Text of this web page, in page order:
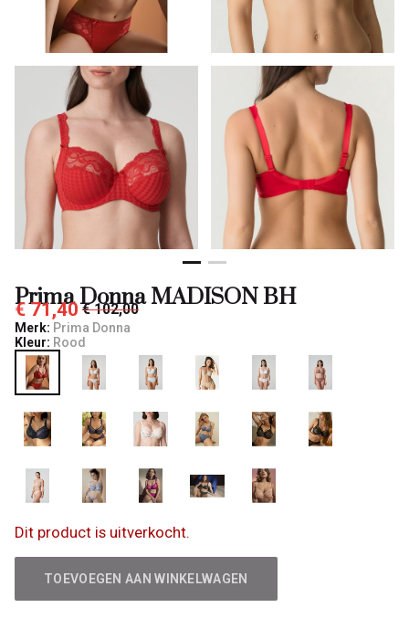
Qulotte
Prima Donna MADISON BH
€ 71,40 € 102,00
Merk: Prima Donna
Kleur: Rood
Dit product is uitverkocht.
TOEVOEGEN AAN WINKELWAGEN